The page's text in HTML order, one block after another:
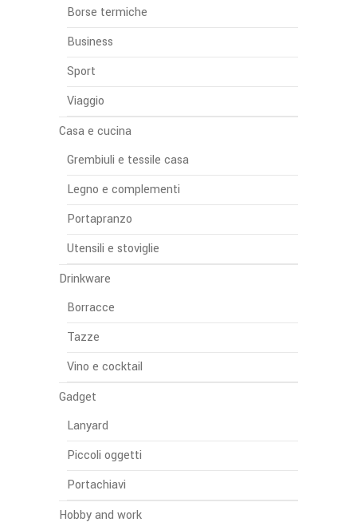
Borse termiche
Business
Sport
Viaggio
Casa e cucina
Grembiuli e tessile casa
Legno e complementi
Portapranzo
Utensili e stoviglie
Drinkware
Borracce
Tazze
Vino e cocktail
Gadget
Lanyard
Piccoli oggetti
Portachiavi
Hobby and work